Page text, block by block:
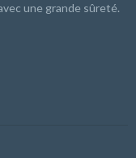
une grande sûreté.